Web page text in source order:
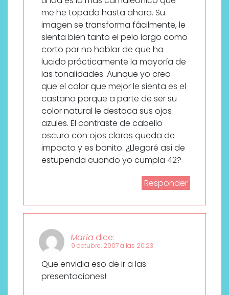
me he topado hasta ahora. Su
imagen se transforma fácilmente, le
sienta bien tanto el pelo largo como
corto por no hablar de que ha
lucido prácticamente la mayoría de
las tonalidades. Aunque yo creo
que el color que mejor le sienta es el
castaño porque a parte de ser su
color natural le destaca sus ojos
azules. El contraste de cabello
oscuro con ojos claros queda de
impacto y es bonito. ¿Llegaré así de
estupenda cuando yo cumpla 42?
Responder
María dice:
9 octubre, 2007 a las 20:23
Que envidia eso de ir a las
presentaciones!